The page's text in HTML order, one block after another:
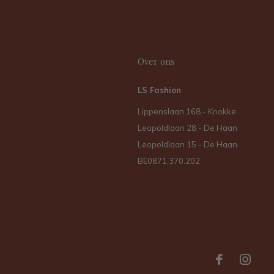
Over ons
LS Fashion
Lippenslaan 168 - Knokke
Leopoldlaan 28 - De Haan
Leopoldlaan 15 - De Haan
BE0871.370.202